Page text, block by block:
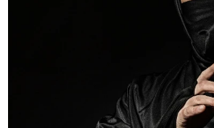
ジュンとリエが大人になった今も
うちに忙しくも充実していた、悩
てしていたあの頃に戻っていたの
近く、お母さんは屈託ない笑顔で2
の前で帰りを待ってくれたわよね
す。「…おかえり、母さん」と泣